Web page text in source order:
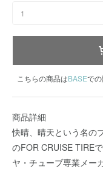
1
こちらの商品はBASEで
商品詳細
快晴、晴天という名の
のFOR CRUISE TIRE
ヤ・チューブ専業メー